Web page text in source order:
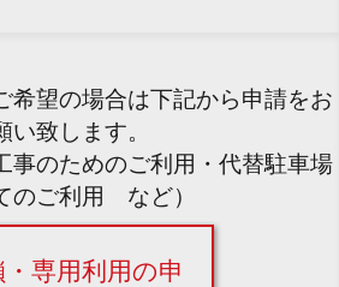
希望の場合は下記から申請をお
い致します。
事のためのご利用・代替駐車場
のご利用 など）
専用利用の申